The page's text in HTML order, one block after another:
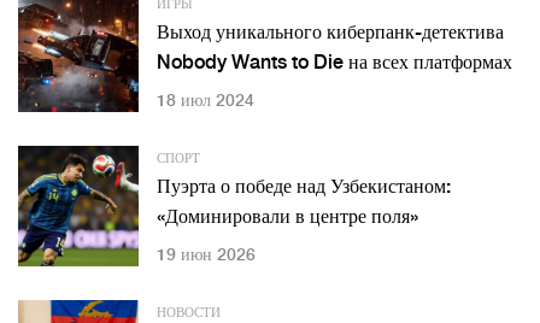
ИГРЫ
Выход уникального киберпанк-детектива
Nobody Wants to Die на всех платформах
18 июл 2024
СПОРТ
Пуэрта о победе над Узбекистаном:
«Доминировали в центре поля»
19 июн 2026
НОВОСТИ